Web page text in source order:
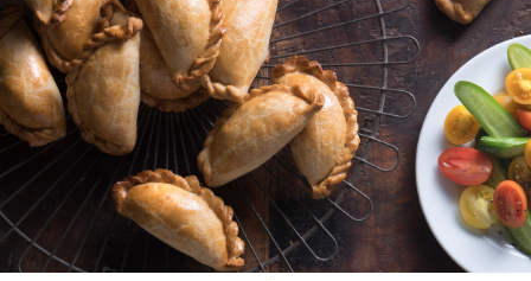
הָאֲתָר.
לִפְתִיחַת
תַּפְרִיט
הֵנְּגִישׁוּת
לְחַץ
ALT+0